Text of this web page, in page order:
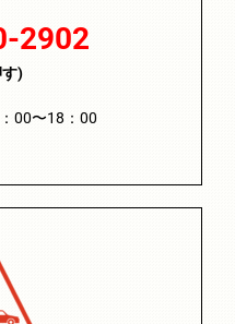
2902
)
00〜18：00